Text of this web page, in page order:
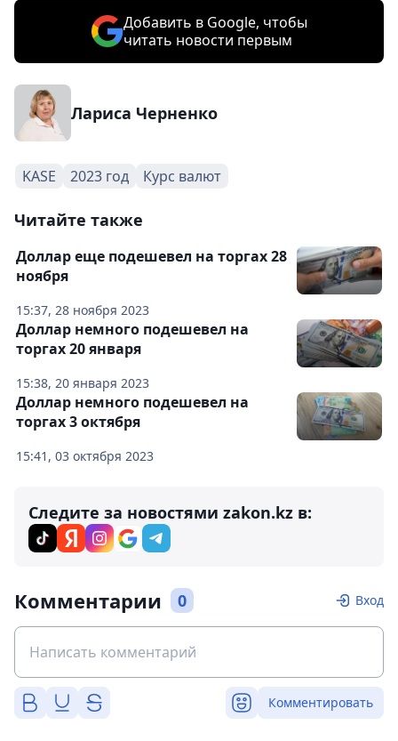
Добавить в Google, чтобы
читать новости первым
Лариса Черненко
KASE 2023 год Курс валют
Читайте также
15:37, 28 ноября 2023
Доллар еще подешевел на торгах 28
ноября
15:38, 20 января 2023
Доллар немного подешевел на
торгах 20 января
15:41, 03 октября 2023
Доллар немного подешевел на
торгах 3 октября
Следите за новостями zakon.kz в:
Комментарии 0 Вход
Комментировать